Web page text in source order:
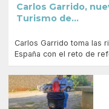
Carlos Garrido,
Turismo de...
Carlos Garrido toma las
España con el reto de